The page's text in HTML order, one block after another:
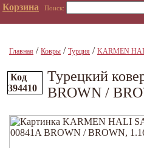
Корзина Поиск:
Главная / Ковры / Турция / KARMEN
Код
394410
Турецкий
BROWN /